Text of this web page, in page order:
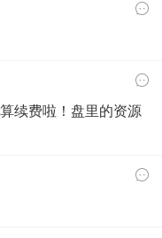
续费啦！盘里的资源